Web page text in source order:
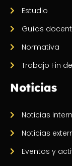
Estudio
Guías
Normativa
Trabajo Fin
Noticias
Noticias
Noticias
Eventos y